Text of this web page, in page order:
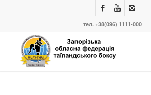
тел. +38(096) 1111-000